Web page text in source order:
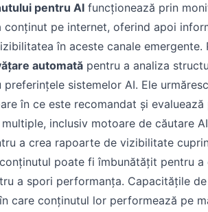
pentru AI funcționează prin
conținut pe internet, oferind apoi
în aceste canale emergente.
automată pentru a analiza
sistemelor AI. Ele
în ce este recomandat și
inclusiv motoare de căutare
a crea rapoarte de vizibilitate
poate fi îmbunătățit pentru
a spori performanța. Capacitățile
care conținutul lor performează pe